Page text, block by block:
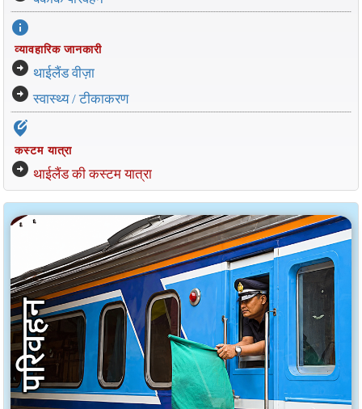
info
व्यावहारिक जानकारी
arrow_circle_right थाईलैंड वीज़ा
arrow_circle_right स्वास्थ्य / टीकाकरण
edit_location_alt
कस्टम यात्रा
arrow_circle_right थाईलैंड की कस्टम यात्रा